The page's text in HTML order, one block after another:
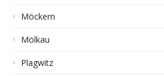
Möckern
Mölkau
Plagwitz